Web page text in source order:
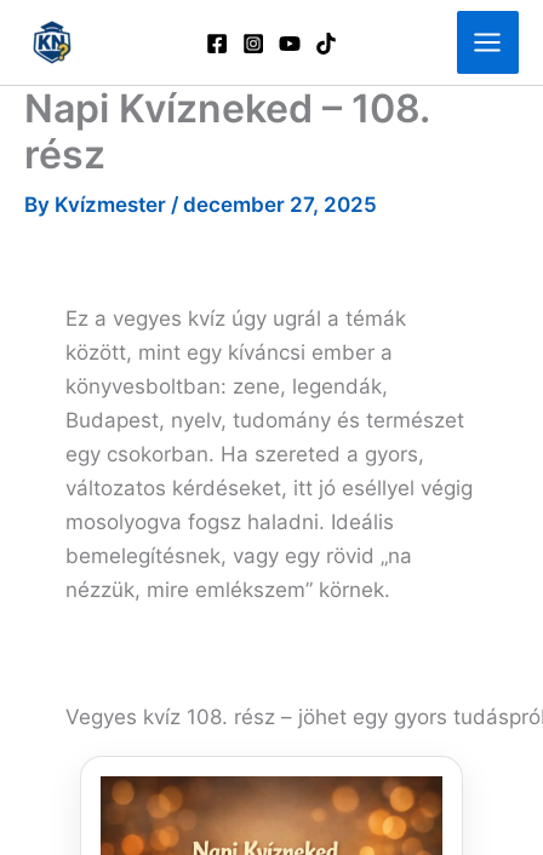
content
Napi Kvízneked – 108.
rész
By Kvízmester / december 27, 2025
Ez a vegyes kvíz úgy ugrál a témák
között, mint egy kíváncsi ember a
könyvesboltban: zene, legendák,
Budapest, nyelv, tudomány és természet
egy csokorban. Ha szereted a gyors,
változatos kérdéseket, itt jó eséllyel végig
mosolyogva fogsz haladni. Ideális
bemelegítésnek, vagy egy rövid „na
nézzük, mire emlékszem” körnek.
Vegyes kvíz 108. rész – jöhet egy gyors